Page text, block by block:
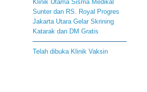
Klinik Utama Sisma Medikal
Sunter dan RS. Royal Progres
Jakarta Utara Gelar Skrining
Katarak dan DM Gratis
Telah dibuka Klinik Vaksin